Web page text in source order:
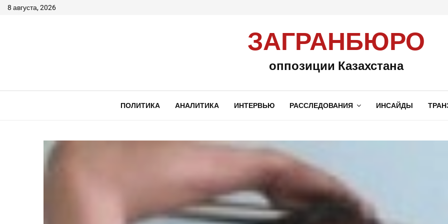
8 августа, 2026
ЗАГРАНБЮРО
оппозиции Казахстана
ПОЛИТИКА АНАЛИТИКА ИНТЕРВЬЮ РАССЛЕДОВАНИЯ ИНСАЙДЫ